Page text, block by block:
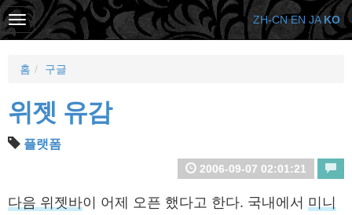
홈 구글
위젯 유감
플랫폼
2006-09-07 02:01:21
다음 위젯바이 어제 오픈 했다고 한다. 국내에서 미니
ZH-CN EN JA KO